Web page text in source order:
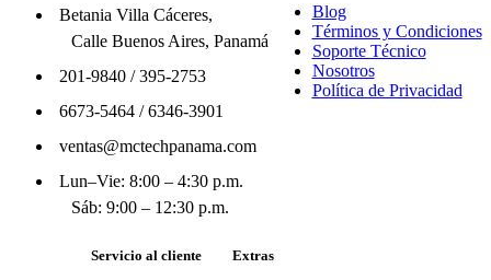
Betania Villa Cáceres,
Calle Buenos Aires, Panamá
201-9840/395-2753
6673-5464/6346-3901
ventas@mctechpanama.com
Lun–Vie: 8:00 – 4:30 p.m.
Sáb: 9:00 – 12:30 p.m.
Blog
Términos y Condiciones
Soporte Técnico
Nosotros
Política de Privacidad
Servicio al cliente Extras